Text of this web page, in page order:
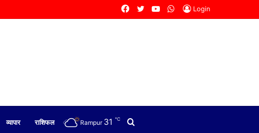
Login
WhatsApp
YouTube
Twitter
Facebook
व्यापार राशिफल Rampur 31 ℃